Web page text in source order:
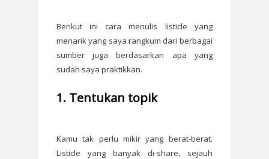
Berikut ini cara menulis listicle yang
menarik yang saya rangkum dari berbagai
sumber juga berdasarkan apa yang
sudah saya praktikkan.
1. Tentukan topik
Kamu tak perlu mikir yang berat-berat.
Listicle yang banyak di-share, sejauh